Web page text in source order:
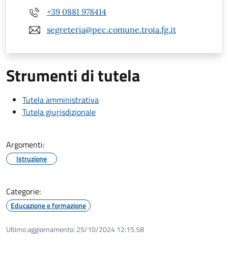
+39 0881 978414
segreteria@pec.comune.troia.fg.it
Strumenti di tutela
Tutela amministrativa
Tutela giurisdizionale
Argomenti:
Istruzione
Categorie:
Educazione e formazione
Ultimo aggiornamento: 25/10/2024 12:15.58